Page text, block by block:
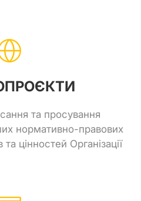
та просування
нормативно-правових
та цінностей Організації